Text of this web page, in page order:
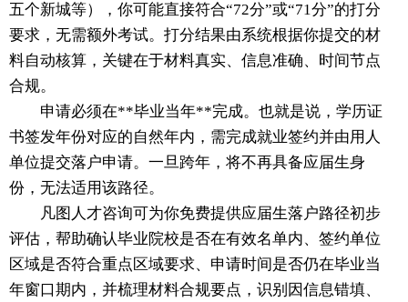
五个新城等），你可能直接符合“72分”或“71分”的打分
要求，无需额外考试。打分结果由系统根据你提交的材
料自动核算，关键在于材料真实、信息准确、时间节点
合规。
申请必须在**毕业当年**完成。也就是说，学历证
书签发年份对应的自然年内，需完成就业签约并由用人
单位提交落户申请。一旦跨年，将不再具备应届生身
份，无法适用该路径。
凡图人才咨询可为你免费提供应届生落户路径初步
评估，帮助确认毕业院校是否在有效名单内、签约单位
区域是否符合重点区域要求、申请时间是否仍在毕业当
年窗口期内，并梳理材料合规要点，识别因信息错填、